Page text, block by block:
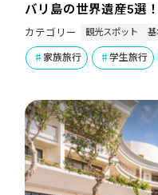
バリ島の世界遺産5選
カテゴリー 観光スポット
家族旅行 学生旅行